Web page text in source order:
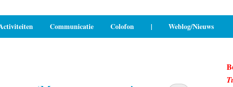
Communicatie Colofon | Weblog/Nieuws